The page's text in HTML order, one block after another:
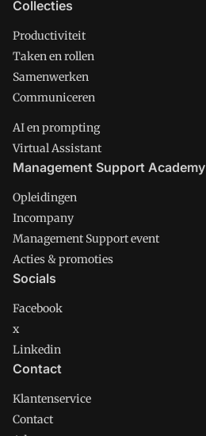
Collecties
Productiviteit
Taken en rollen
Samenwerken
Communiceren
AI en prompting
Virtual Assistant
Management Support Academy
Opleidingen
Incompany
Management Support event
Acties & promoties
Socials
Facebook
x
Linkedin
Contact
Klantenservice
Contact